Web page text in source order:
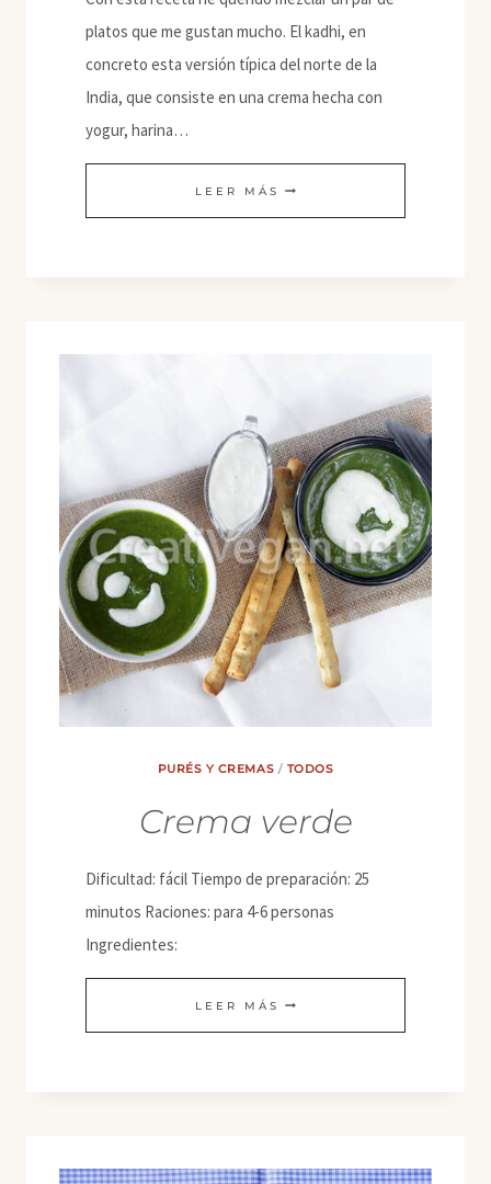
platos que me gustan mucho. El kadhi, en
concreto esta versión típica del norte de la
India, que consiste en una crema hecha con
yogur, harina…
LEER MÁS KADHI
CON
PURÉS Y CREMAS / TODOS
Crema verde
Dificultad: fácil Tiempo de preparación: 25
minutos Raciones: para 4-6 personas
Ingredientes:
LEER MÁS CREMA
VERDE